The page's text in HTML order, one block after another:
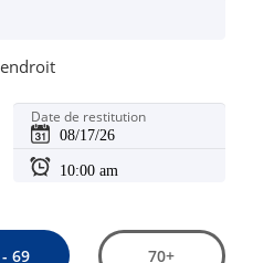
Date de restitution
69 70+